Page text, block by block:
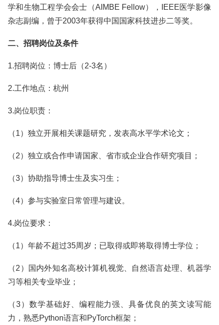
学和生物工程学会会士（AIMBE Fellow），IEEE医学影像
杂志副编，曾于2003年获得中国国家科技进步二等奖。
二、招聘岗位及条件
1.招聘岗位：博士后（2-3名）
2.工作地点：杭州
3.岗位职责：
（1）独立开展相关课题研究，发表高水平学术论文；
（2）独立或合作申请国家、省市或企业合作研究项目；
（3）协助指导博士生及实习生；
（4）参与实验室日常管理与建设。
4.岗位要求：
（1）年龄不超过35周岁；已取得或即将取得博士学位；
（2）国内外知名高校计算机视觉、自然语言处理、机器学
习等相关专业毕业；
（3）数学基础好、编程能力强、具备优良的英文读写能
力，熟悉Python语言和PyTorch框架；